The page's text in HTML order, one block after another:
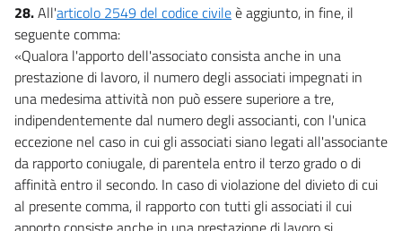
28.All'articolo 2549 del codice civileè aggiunto, in fine, il
seguente comma:
«Qualora l'apporto dell'associato consista anche in una
prestazione di lavoro, il numero degli associati impegnati in
una medesima attività non può essere superiore a tre,
indipendentemente dal numero degli associanti, con l'unica
eccezione nel caso in cui gli associati siano legati all'associante
da rapporto coniugale, di parentela entro il terzo grado o di
affinità entro il secondo. In caso di violazione del divieto di cui
al presente comma, il rapporto con tutti gli associati il cui